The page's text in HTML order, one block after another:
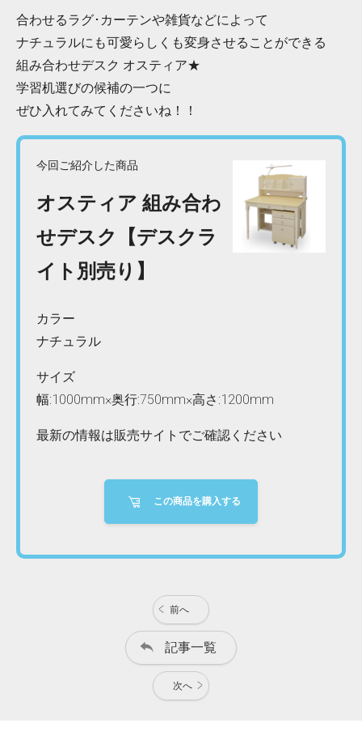
合わせるラグ･カーテンや雑貨などによって
ナチュラルにも可愛らしくも変身させることができる
組み合わせデスク オスティア★
学習机選びの候補の一つに
ぜひ入れてみてくださいね！！
今回ご紹介した商品
オスティア 組み合わ
せデスク【デスクラ
イト別売り】
カラー
ナチュラル
サイズ
幅:1000mm×奥行:750mm×高さ:1200mm
最新の情報は販売サイトでご確認ください
この商品を購入する
前へ
記事一覧
次へ